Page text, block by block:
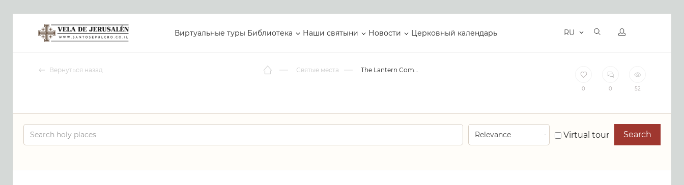
Виртуальные туры Библиотека Наши святыни Новости Церковный календарь RU
Вернуться назад Святые места The Lantern Community Church
0 0 52
Virtual tour Search